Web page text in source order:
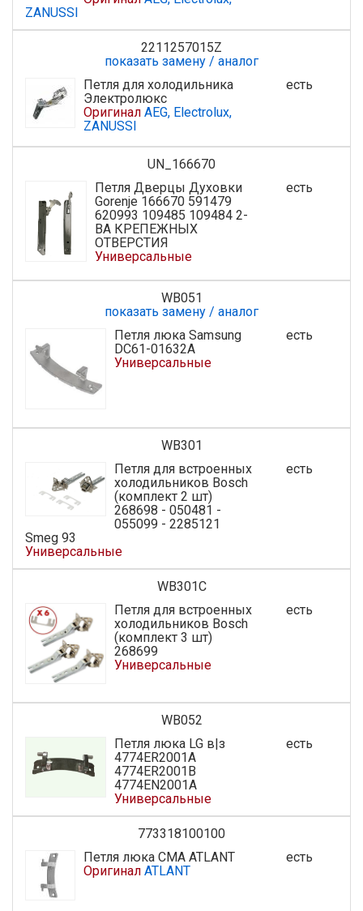
ZANUSSI
2211257015Z
показать замену / аналог
Петля для холодильника
Электролюкс
Оригинал AEG, Electrolux,
ZANUSSI
есть
UN_166670
Петля Дверцы Духовки
Gorenje 166670 591479
620993 109485 109484 2-
ВА КРЕПЕЖНЫХ
ОТВЕРСТИЯ
Универсальные
есть
WB051
показать замену / аналог
Петля люка Samsung
DC61-01632A
Универсальные
есть
WB301
Петля для встроенных
холодильников Bosch
(комплект 2 шт)
268698 - 050481 -
055099 - 2285121
Smeg 93
Универсальные
есть
WB301C
Петля для встроенных
холодильников Bosch
(комплект 3 шт)
268699
Универсальные
есть
WB052
Петля люка LG в|з
4774ER2001A
4774ER2001B
4774EN2001A
Универсальные
есть
773318100100
Петля люка СМА ATLANT
Оригинал ATLANT
есть